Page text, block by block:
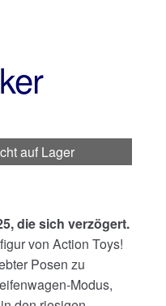
auf Lager
die sich verzögert.
von Action Toys!
Posen zu
Modus,